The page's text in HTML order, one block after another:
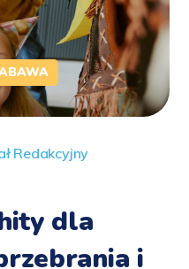
Redakcyjny
dla
i